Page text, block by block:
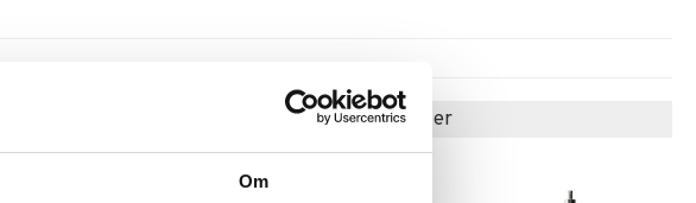
Om
Populære produkter